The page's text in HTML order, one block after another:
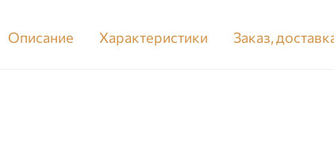
Описание Характеристики Заказ,